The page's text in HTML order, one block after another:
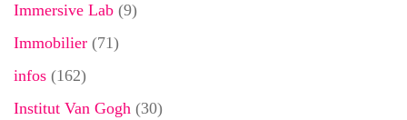
Immersive Lab (9)
Immobilier (71)
infos (162)
Institut Van Gogh (30)